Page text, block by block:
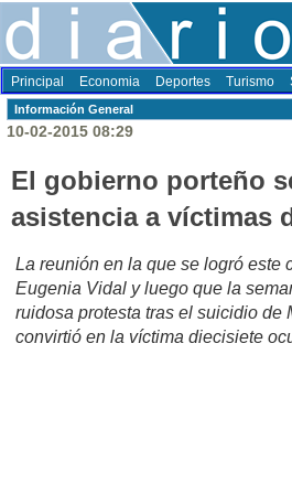
Principal Economia Deportes Turismo
Información General
10-02-2015 08:29
El gobierno porteño
asistencia a víctimas
La reunión en la que se logró este
Eugenia Vidal y luego que la
ruidosa protesta tras el suicidio de
convirtió en la víctima diecisiete